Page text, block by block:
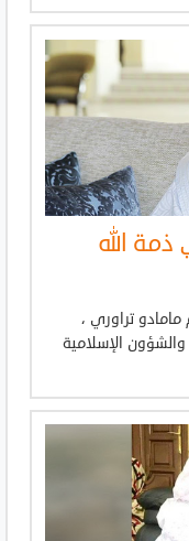
الله
مامادو تراوري ،
الإسلامية